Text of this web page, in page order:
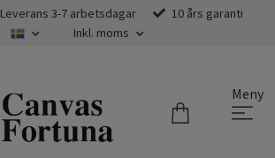
Leverans 3-7 arbetsdagar
10 års garanti
Inkl. moms
Meny